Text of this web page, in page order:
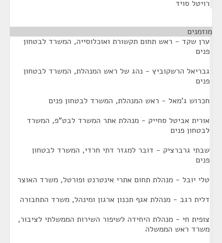
רויטל סויד
מוזמנים
ערן שקד - ראש תחום תקשורת ואוכלוסייה, המשרד לבטחון
פנים
גבריאל הרשקוביץ - נהג של ראש המנהלת, המשרד לבטחון
פנים
חכרוש ג'מאל - ראש המנהלת, המשרד לבטחון פנים
אורית אביטל סחייק - מנהלת אתר המשרד לבט"פ, המשרד
לבטחון פנים
שבתי גרברציק - דובר למגזר דתי חרדי, המשרד לבטחון
פנים
טלי יובל - מנהלת תחום אתרי אינטרנט ופורטל, משרד האוצר
דלית רגב - מנהלת אגף תכנון ארגון ומינהל, משרד התחבורה
צופית חי - מנהלת היחידה לשיפור השירות הממשלתי לציבור,
משרד ראש הממשלה